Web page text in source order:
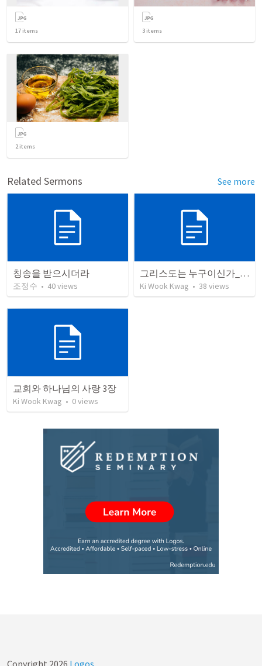
17 items 3 items
2items
Related Sermons See more
칭송을 받으시더라
조정수 • 40views
그리스도는 누구이신가_1장
Ki Wook Kwag • 38 views
교회와 하나님의 사랑 3장
Ki Wook Kwag • 0views
Copyright 2026 Logos